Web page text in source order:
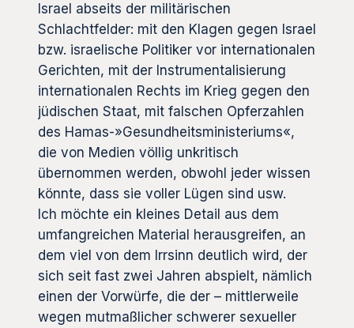
Israel abseits der militärischen
Schlachtfelder: mit den Klagen gegen Israel
bzw. israelische Politiker vor internationalen
Gerichten, mit der Instrumentalisierung
internationalen Rechts im Krieg gegen den
jüdischen Staat, mit falschen Opferzahlen
des Hamas-»Gesundheitsministeriums«,
die von Medien völlig unkritisch
übernommen werden, obwohl jeder wissen
könnte, dass sie voller Lügen sind usw.
Ich möchte ein kleines Detail aus dem
umfangreichen Material herausgreifen, an
dem viel von dem Irrsinn deutlich wird, der
sich seit fast zwei Jahren abspielt, nämlich
einen der Vorwürfe, die der – mittlerweile
wegen mutmaßlicher schwerer sexueller